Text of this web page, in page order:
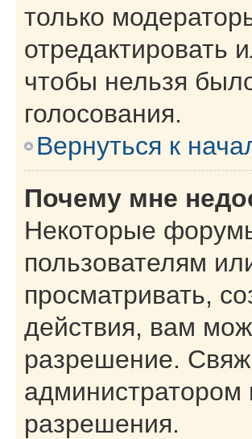
только
отредактировать
чтобы нельзя
голосования.
Вернуться к
Почему мне
Некоторые
пользователям
просматривать,
действия, вам
разрешение.
администратором
разрешения.